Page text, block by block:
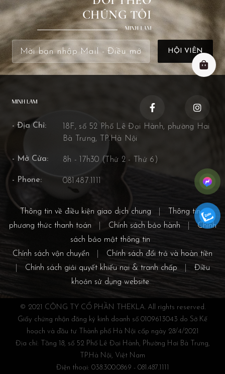
CHÚNG TÔI
- Địa Chỉ:
18F, số 52 Phố Lê Đại Hành, phường Hai
Bà Trưng, TP.Hà Nội
- Mở Cửa: 8h - 17h30 (Thứ 2 - Thứ 6)
- Phone: 081.487.1111
Thông tin về điều kiện giao dịch chung
Thông tin về
phương thức thanh toán
Chính sách bảo hành
Chính
sách bảo mật thông tin
Chính sách vận chuyển
Chính sách đổi trả và hoàn tiền
Chính sách giải quyết khiếu nại & tranh chấp
Điều
khoản sử dụng website
© 2021 CÔNG TY CỔ PHẦN THEKLA. All rights reserved.
Giấy chứng nhận đăng ký kinh doanh số 0109613043 do Sở Kế
hoạch và đầu tư Thành phố Hà Nội cấp ngày 28/4/2021
Địa chỉ: Tầng 18, số 52 Phố Lê Đại Hành, Phường Hai Bà Trưng,
TP.Hà Nội, Việt Nam
Điện thoại: 038.300.0869 - 081.487.1111